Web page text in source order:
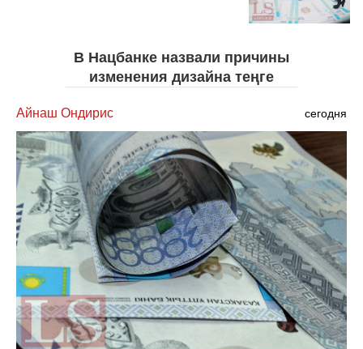
В Нацбанке назвали причины
изменения дизайна теңге
Айнаш Ондирис сегодня